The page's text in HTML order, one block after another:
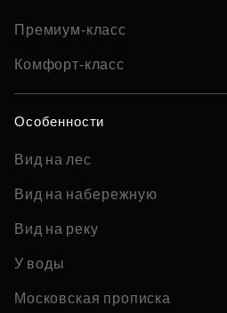
Премиум-класс
Комфорт-класс
Особенности
Вид на лес
Вид на набережную
Вид на реку
У воды
Московская прописка